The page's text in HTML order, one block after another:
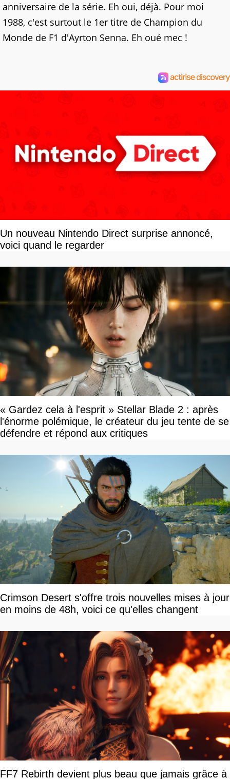
anniversaire de la série. Eh oui, déjà. Pour moi
1988, c'est surtout le 1er titre de Champion du
Monde de F1 d'Ayrton Senna. Eh oué mec !
Un nouveau Nintendo Direct surprise annoncé,
voici quand le regarder
« Gardez cela à l'esprit » Stellar Blade 2 : après
l'énorme polémique, le créateur du jeu tente de se
défendre et répond aux critiques
Crimson Desert s'offre trois nouvelles mises à jour
en moins de 48h, voici ce qu'elles changent
FF7 Rebirth devient plus beau que jamais grâce à